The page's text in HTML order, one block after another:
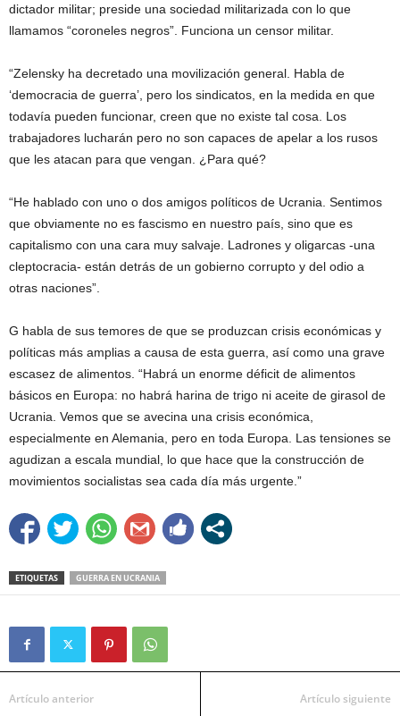
dictador militar; preside una sociedad militarizada con lo que
llamamos “coroneles negros”. Funciona un censor militar.
“Zelensky ha decretado una movilización general. Habla de
‘democracia de guerra’, pero los sindicatos, en la medida en que
todavía pueden funcionar, creen que no existe tal cosa. Los
trabajadores lucharán pero no son capaces de apelar a los rusos
que les atacan para que vengan. ¿Para qué?
“He hablado con uno o dos amigos políticos de Ucrania. Sentimos
que obviamente no es fascismo en nuestro país, sino que es
capitalismo con una cara muy salvaje. Ladrones y oligarcas -una
cleptocracia- están detrás de un gobierno corrupto y del odio a
otras naciones”.
G habla de sus temores de que se produzcan crisis económicas y
políticas más amplias a causa de esta guerra, así como una grave
escasez de alimentos. “Habrá un enorme déficit de alimentos
básicos en Europa: no habrá harina de trigo ni aceite de girasol de
Ucrania. Vemos que se avecina una crisis económica,
especialmente en Alemania, pero en toda Europa. Las tensiones se
agudizan a escala mundial, lo que hace que la construcción de
movimientos socialistas sea cada día más urgente.”
ETIQUETAS GUERRA EN UCRANIA
Artículo anterior Artículo siguiente